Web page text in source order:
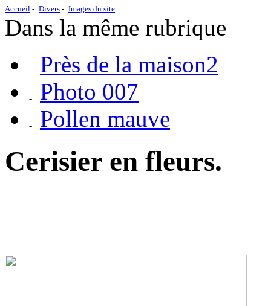
Accueil Divers Images du site
Dans la même rubrique
Près de la maison2
Photo 007
Pollen mauve
Cerisier en fleurs.